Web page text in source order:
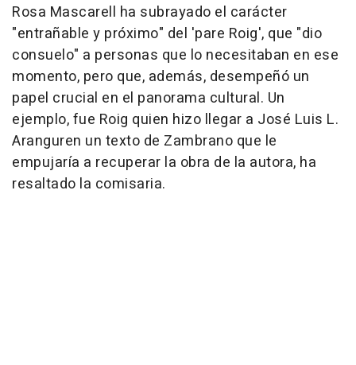
Rosa Mascarell ha subrayado el carácter
"entrañable y próximo" del 'pare Roig', que "dio
consuelo" a personas que lo necesitaban en ese
momento, pero que, además, desempeñó un
papel crucial en el panorama cultural. Un
ejemplo, fue Roig quien hizo llegar a José Luis L.
Aranguren un texto de Zambrano que le
empujaría a recuperar la obra de la autora, ha
resaltado la comisaria.